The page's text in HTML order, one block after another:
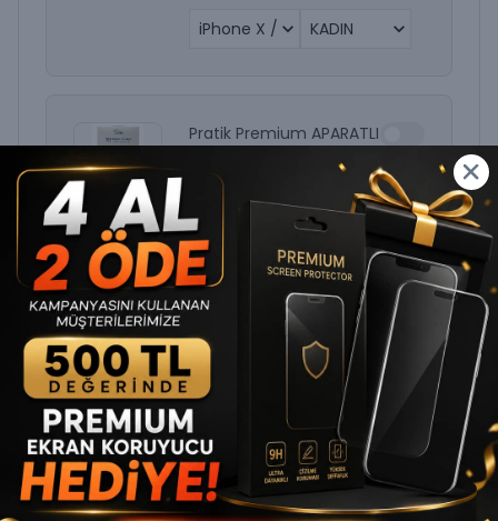
Pratik Premium APARATLI
61
₺ 499.90
₺ 194.96
Telefon Modelinizi Seçiniz
İncelediğiniz ürün ile birlikte bu ürünler de
sepetinize eklenecektir!
Avantajlı Toplam
%12 ₺ 849.90 ₺ 749.90